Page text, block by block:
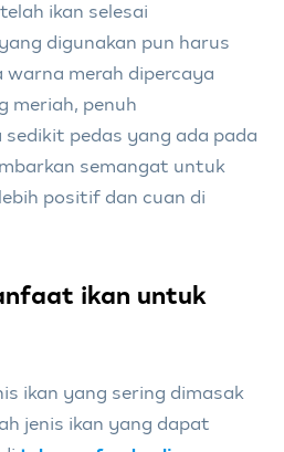
ikan selesai
digunakan pun harus
warna merah dipercaya
meriah, penuh
sedikit pedas yang ada pada
semangat untuk
positif dan cuan di
ikan untuk
ikan yang sering dimasak
jenis ikan yang dapat